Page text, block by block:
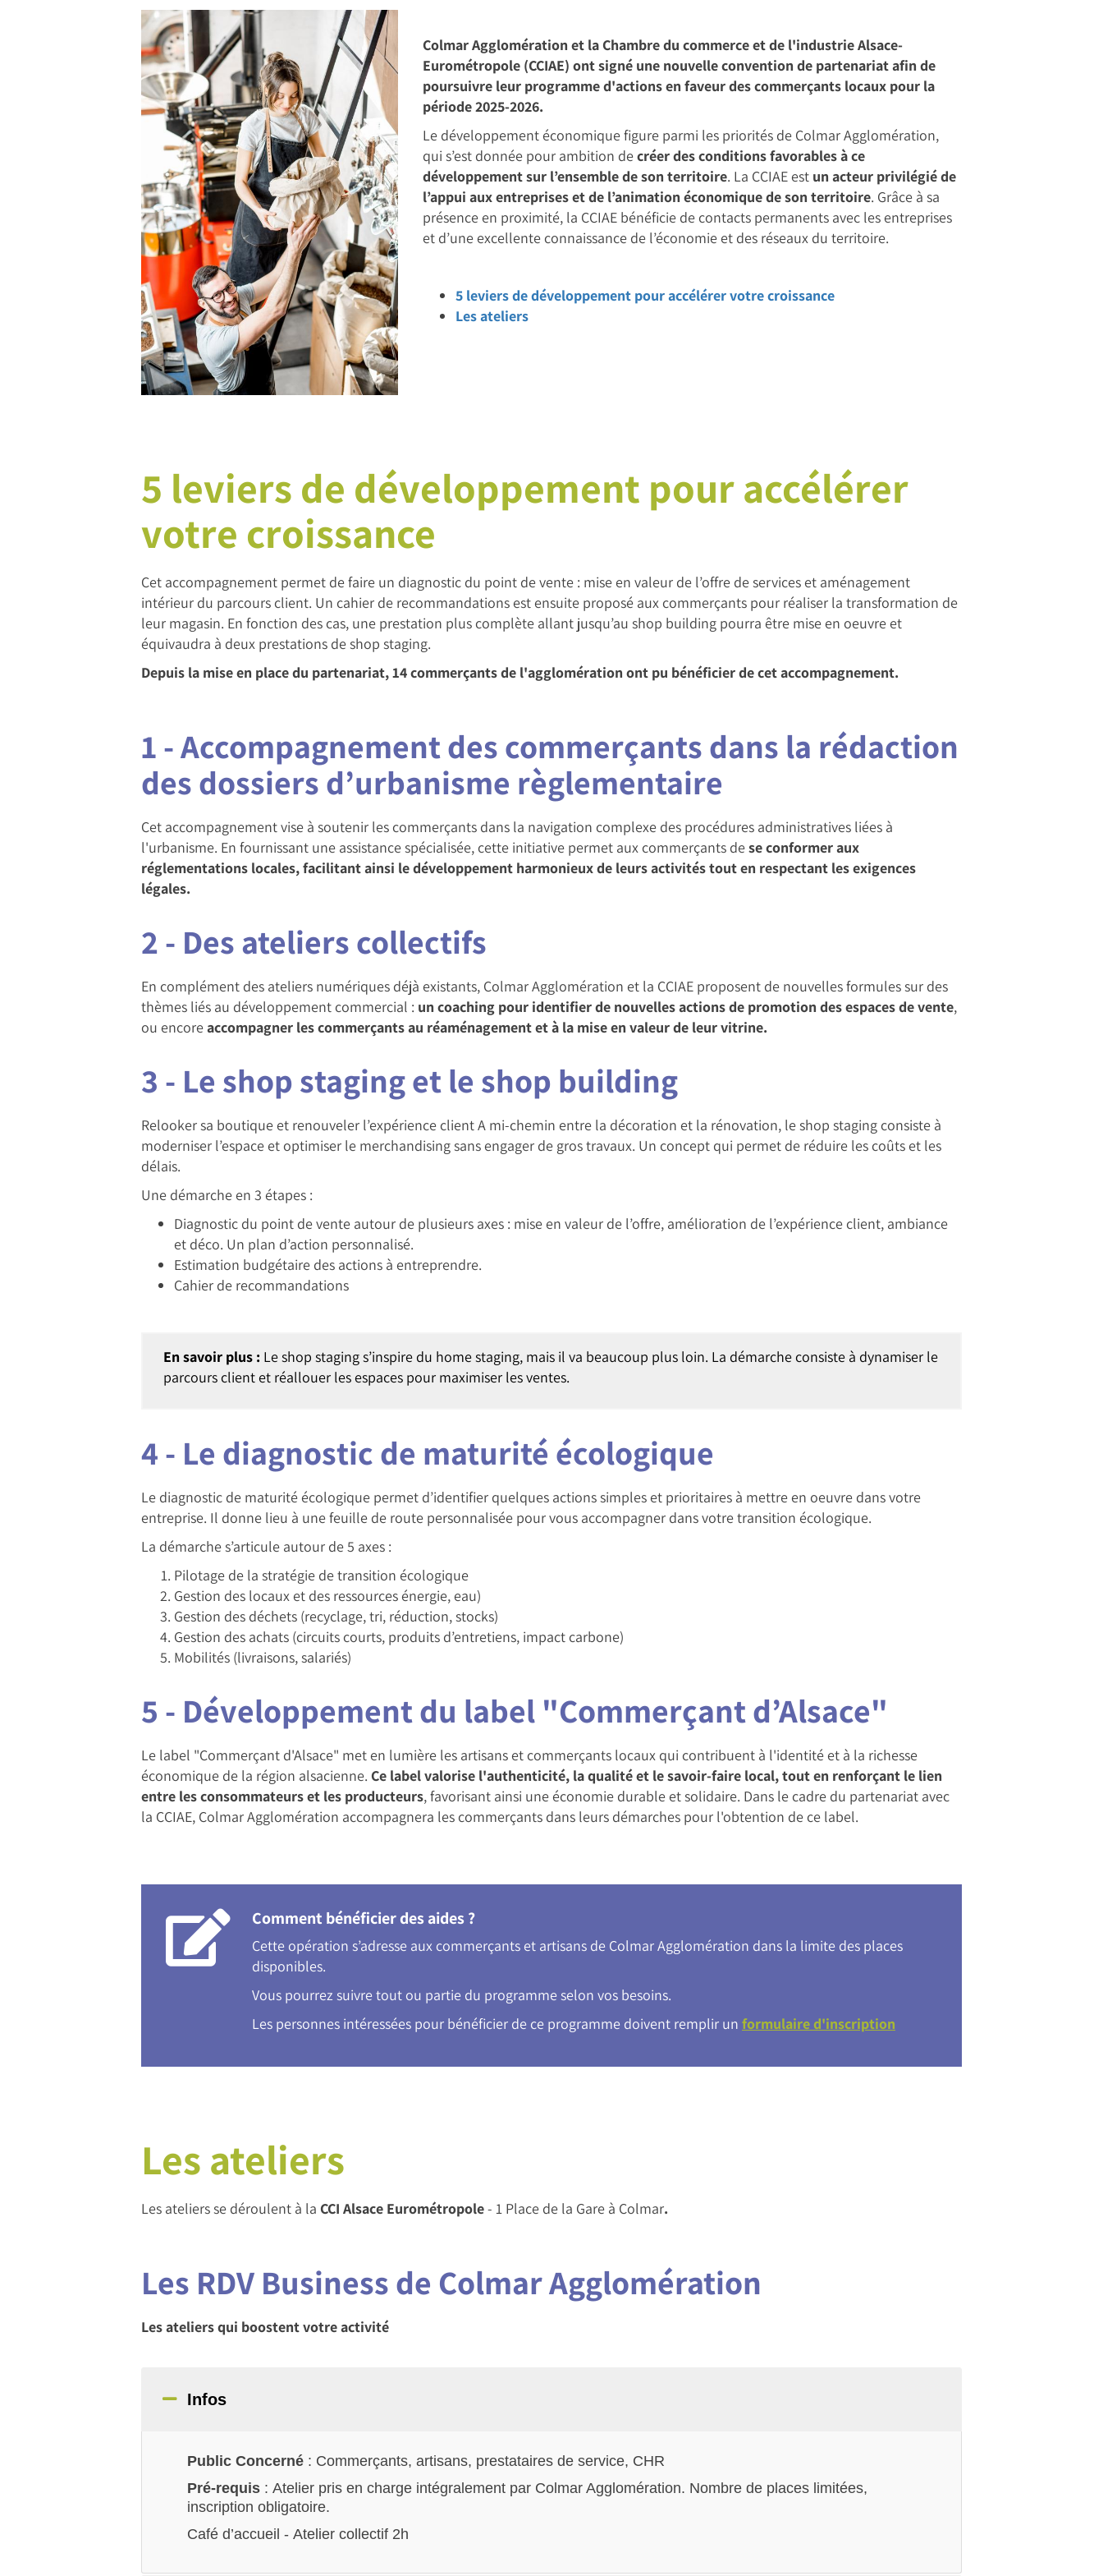
Image
Colmar Agglomération et la Chambre du commerce et de l'industrie Alsace-
Eurométropole (CCIAE) ont signé une nouvelle convention de partenariat afin de
poursuivre leur programme d'actions en faveur des commerçants locaux pour la
période 2025-2026.
Le développement économique figure parmi les priorités de Colmar Agglomération,
qui s’est donnée pour ambition decréer des conditions favorables à ce
développement sur l’ensemble de son territoire. La CCIAE est un acteur privilégié de
l’appui aux entreprises et de l’animation économique de son territoire. Grâce à sa
présence en proximité, la CCIAE bénéficie de contacts permanents avec les entreprises
et d’une excellente connaissance de l’économie et des réseaux du territoire.
5 leviers de développement pour accélérer votre croissance
Les ateliers
5 leviers de développement pour accélérer
votre croissance
Cet accompagnement permet de faire un diagnostic du point de vente : mise en valeur de l’offre de services et aménagement
intérieur du parcours client. Un cahier de recommandations est ensuite proposé aux commerçants pour réaliser la transformation de
leur magasin. En fonction des cas, une prestation plus complète allant jusqu’au shop building pourra être mise en oeuvre et
équivaudra à deux prestations de shop staging.
Depuis la mise en place du partenariat, 14 commerçants de l'agglomération ont pu bénéficier de cet accompagnement.
1 - Accompagnement des commerçants dans la rédaction
des dossiers d’urbanisme règlementaire
Cet accompagnement vise à soutenir les commerçants dans la navigation complexe des procédures administratives liées à
l'urbanisme. En fournissant une assistance spécialisée, cette initiative permet aux commerçants dese conformer aux
réglementations locales, facilitant ainsi le développement harmonieux de leurs activités tout en respectant les exigences
légales.
2 - Des ateliers collectifs
En complément des ateliers numériques déjà existants, Colmar Agglomération et la CCIAE proposent de nouvelles formules sur des
thèmes liés au développement commercial : un coaching pour identifier de nouvelles actions de promotion des espaces de vente,
ou encoreaccompagner les commerçants au réaménagement et à la mise en valeur de leur vitrine.
3 - Le shop staging et le shop building
Relooker sa boutique et renouveler l’expérience client A mi-chemin entre la décoration et la rénovation, le shop staging consiste à
moderniser l’espace et optimiser le merchandising sans engager de gros travaux. Un concept qui permet de réduire les coûts et les
délais.
Une démarche en 3 étapes :
Diagnostic du point de vente autour de plusieurs axes : mise en valeur de l’offre, amélioration de l’expérience client, ambiance
et déco. Un plan d’action personnalisé.
Estimation budgétaire des actions à entreprendre.
Cahier de recommandations
En savoir plus : Le shop staging s’inspire du home staging, mais il va beaucoup plus loin. La démarche consiste à dynamiser le
parcours client et réallouer les espaces pour maximiser les ventes.
4 - Le diagnostic de maturité écologique
Le diagnostic de maturité écologique permet d’identifier quelques actions simples et prioritaires à mettre en oeuvre dans votre
entreprise. Il donne lieu à une feuille de route personnalisée pour vous accompagner dans votre transition écologique.
La démarche s’articule autour de 5 axes :
Pilotage de la stratégie de transition écologique
Gestion des locaux et des ressources énergie, eau)
Gestion des déchets (recyclage, tri, réduction, stocks)
Gestion des achats (circuits courts, produits d’entretiens, impact carbone)
Mobilités (livraisons, salariés)
5 - Développement du label "Commerçant d’Alsace"
Le label "Commerçant d'Alsace" met en lumière les artisans et commerçants locaux qui contribuent à l'identité et à la richesse
économique de la région alsacienne. Ce label valorise l'authenticité, la qualité et le savoir-faire local, tout en renforçant le lien
entre les consommateurs et les producteurs, favorisant ainsi une économie durable et solidaire. Dans le cadre du partenariat avec
la CCIAE, Colmar Agglomération accompagnera les commerçants dans leurs démarches pour l'obtention de ce label.
Comment bénéficier des aides ?
Cette opération s’adresse aux commerçants et artisans de Colmar Agglomération dans la limite des places
disponibles.
Vous pourrez suivre tout ou partie du programme selon vos besoins.
Les personnes intéressées pour bénéficier de ce programme doivent remplir un formulaire d'inscription
Les ateliers
Les ateliers se déroulent à la CCI Alsace Eurométropole- 1 Place de la Gare à Colmar.
Les RDV Business de Colmar Agglomération
Les ateliers qui boostent votre activité
Infos
Public Concerné : Commerçants, artisans, prestataires de service, CHR
Pré-requis : Atelier pris en charge intégralement par Colmar Agglomération. Nombre de places limitées,
inscription obligatoire.
Café d’accueil - Atelier collectif 2h